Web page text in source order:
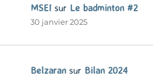
MSEI sur Le badminton #2
30 janvier 2025
Belzaran sur Bilan 2024